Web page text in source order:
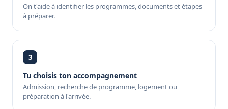
On t'aide à identifier les programmes, documents et étapes
à préparer.
3
Tu choisis ton accompagnement
Admission, recherche de programme, logement ou
préparation à l'arrivée.